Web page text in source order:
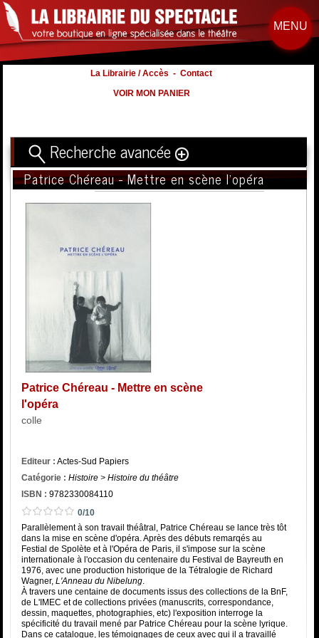
MENU
La Librairie / Accès -Contact
VOIR MON PANIER
Recherche avancée
Titre
Nb. d'hommes :
Patrice Chéreau - Mettre en scène l'opéra
Patrice Chéreau - Mettre en scène
l'opéra
colle
Editeur : Actes-Sud Papiers
Catégorie : Histoire > Histoire du théâtre
ISBN : 9782330084110
0/10
Parallèlement à son travail théâtral, Patrice Chéreau se lance très tôt
dans la mise en scène d'opéra. Après des débuts remarqés au
Festial de Spolète et à l'Opéra de Paris, il s'impose sur la scène
internationale à l'occasion du centenaire du Festival de Bayreuth en
1976, avec une production historique de la Tétralogie de Richard
Wagner,L'Anneau du Nibelung.
À travers une centaine de documents issus des collections de la BnF,
de L'IMEC et de collections privées (manuscrits, correspondance,
dessin, maquettes, photographies, etc) l'exposition interroge la
spécificité du travail mené par Patrice Chéreau pour la scène lyrique.
Dans ce catalogue, les témoignages de ceux avec qui il a travaillé